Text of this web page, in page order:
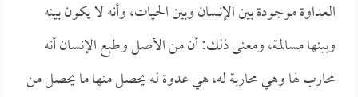
العداوة موجودة بين الإنسان وبين الحيات، وأنه لا يكون بينه
وبينها مسالمة، ومعنى ذلك: أن من الأصل وطبع الإنسان أنه
محارب لها وهي محاربة له، هي عدوة له يحصل منها ما يحصل من